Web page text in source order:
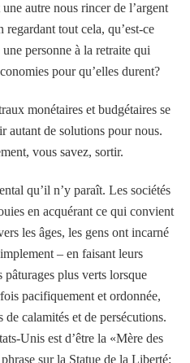
autre nous rincer de l’argent
tout cela, qu’est-ce
personne à la retraite qui
pour qu’elles durent?
monétaires et budgétaires se
autant de solutions pour nous.
vous savez, sortir.
qu’il n’y paraît. Les sociétés
en acquérant ce qui convient
les âges, les gens ont incarné
– en faisant leurs
pâturages plus verts lorsque
pacifiquement et ordonnée,
calamités et de persécutions.
Unis est d’être la «Mère des
sur la Statue de la Liberté: